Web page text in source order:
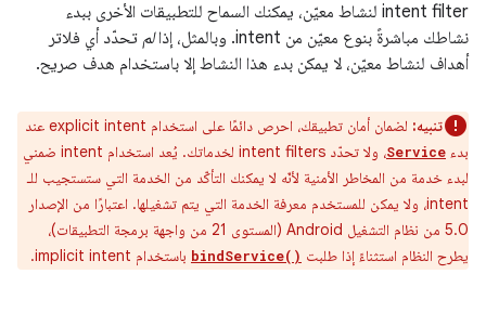
intent filter لنشاط معيّن، يمكنك السماح للتطبيقات الأخرى ببدء
نشاطك مباشرةً بنوع معيّن من intent. وبالمثل، إذا
لم تحدّد أي فلاتر
أهداف لنشاط معيّن، لا يمكن بدء هذا النشاط إلا باستخدام هدف صريح.
تنبيه:
لضمان أمان تطبيقك، احرص دائمًا على استخدام explicit intent عند
بدء Service
، ولا تحدّد intent filters لخدماتك. يُعد استخدام intent ضمني
لبدء خدمة من المخاطر الأمنية لأنّه لا يمكنك التأكّد من الخدمة التي ستستجيب للـ
intent، ولا يمكن للمستخدم معرفة الخدمة التي يتم تشغيلها. اعتبارًا من الإصدار
5.0 من نظام التشغيل Android (المستوى 21 من واجهة برمجة التطبيقات)،
يطرح النظام استثناءً إذا طلبت bindService() باستخدام implicit intent.